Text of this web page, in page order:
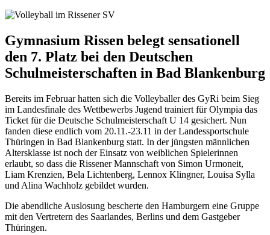
Gymnasium Rissen belegt sensationell
den 7. Platz bei den Deutschen
Schulmeisterschaften in Bad Blankenburg
Bereits im Februar hatten sich die Volleyballer des GyRi beim Sieg
im Landesfinale des Wettbewerbs Jugend trainiert für Olympia das
Ticket für die Deutsche Schulmeisterschaft U 14 gesichert. Nun
fanden diese endlich vom 20.11.-23.11 in der Landessportschule
Thüringen in Bad Blankenburg statt. In der jüngsten männlichen
Altersklasse ist noch der Einsatz von weiblichen Spielerinnen
erlaubt, so dass die Rissener Mannschaft von Simon Urmoneit,
Liam Krenzien, Bela Lichtenberg, Lennox Klingner, Louisa Sylla
und Alina Wachholz gebildet wurden.
Die abendliche Auslosung bescherte den Hamburgern eine Gruppe
mit den Vertretern des Saarlandes, Berlins und dem Gastgeber
Thüringen.